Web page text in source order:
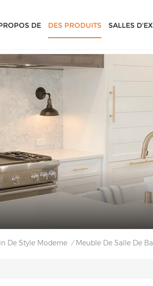
DE DES PRODUITS SALLES
De Style Moderne / Meuble De Salle De